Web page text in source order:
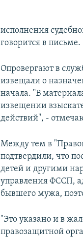
исполнения
говорится в письме.
Опровергают в
извещали о
начала. "В
извещении
действий", -
Между тем в
подтвердили, что
детей и другими
управления ФССП,
бывшего мужа,
"Это указано и в
правозащитной